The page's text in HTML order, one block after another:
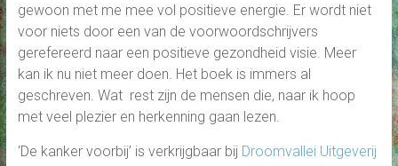
gewoon met me mee vol positieve energie. Er wordt niet
voor niets door een van de voorwoordschrijvers
gerefereerd naar een positieve gezondheid visie. Meer
kan ik nu niet meer doen. Het boek is immers al
geschreven. Wat rest zijn de mensen die, naar ik hoop
met veel plezier en herkenning gaan lezen.
‘De kanker voorbij’ is verkrijgbaar bij Droomvallei Uitgeverij